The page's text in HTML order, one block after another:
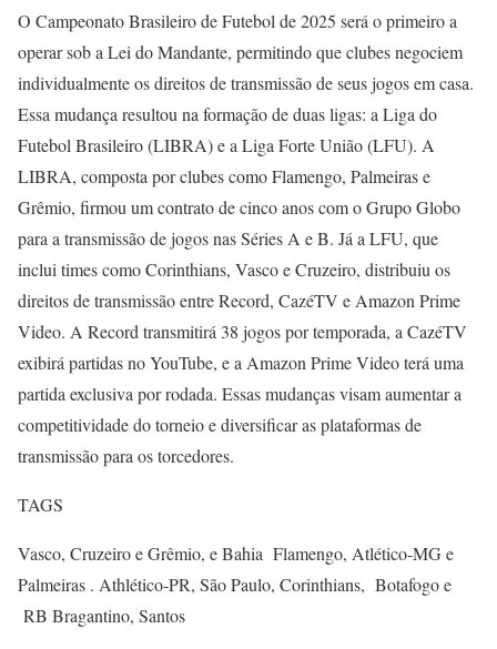
O Campeonato Brasileiro de Futebol de 2025 será o primeiro a
operar sob a Lei do Mandante, permitindo que clubes negociem
individualmente os direitos de transmissão de seus jogos em casa.
Essa mudança resultou na formação de duas ligas: a Liga do
Futebol Brasileiro (LIBRA) e a Liga Forte União (LFU). A
LIBRA, composta por clubes como Flamengo, Palmeiras e
Grêmio, firmou um contrato de cinco anos com o Grupo Globo
para a transmissão de jogos nas Séries A e B. Já a LFU, que
inclui times como Corinthians, Vasco e Cruzeiro, distribuiu os
direitos de transmissão entre Record, CazéTV e Amazon Prime
Video. A Record transmitirá 38 jogos por temporada, a CazéTV
exibirá partidas no YouTube, e a Amazon Prime Video terá uma
partida exclusiva por rodada. Essas mudanças visam aumentar a
competitividade do torneio e diversificar as plataformas de
transmissão para os torcedores.
TAGS
Vasco, Cruzeiro e Grêmio, e Bahia Flamengo, Atlético-MG e
Palmeiras . Athlético-PR, São Paulo, Corinthians, Botafogo e
RB Bragantino, Santos